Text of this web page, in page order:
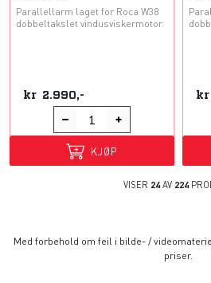
Parallellarm laget for Roca W38
dobbeltakslet vindusviskermotor.
kr 2.990,-
KJØP
kr
VISER 24AV 224
Med forbehold om feil i bilde- /
priser.